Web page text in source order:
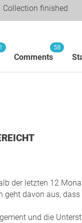
Collection finished
1
Comments
58
der letzten 12
davon aus,
und die